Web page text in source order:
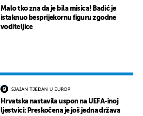
Malo tko zna da je bila misica! Badić je
istaknuo besprijekornu figuru zgodne
voditeljice
SJAJAN TJEDAN U EUROPI
Hrvatska nastavila uspon na UEFA-inoj
ljestvici: Preskočena je još jedna država